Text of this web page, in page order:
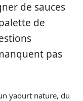
de sauces
de
pas
yaourt nature, du